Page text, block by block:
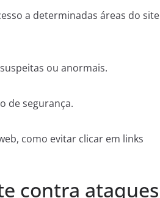
a determinadas áreas do site
ou anormais.
de segurança.
como evitar clicar em links
contra ataques